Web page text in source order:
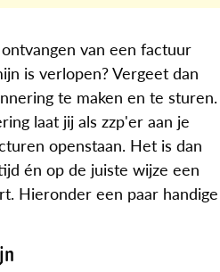
van een factuur
is verlopen? Vergeet dan
te maken en te sturen.
laat jij als zzp'er aan je
openstaan. Het is dan
én op de juiste wijze een
Hieronder een paar handige